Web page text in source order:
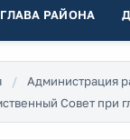
ГЛАВА РАЙОНА
Администрация
Совет при